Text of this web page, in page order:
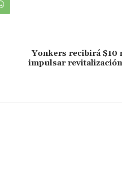
Yonkers recibirá $10
impulsar